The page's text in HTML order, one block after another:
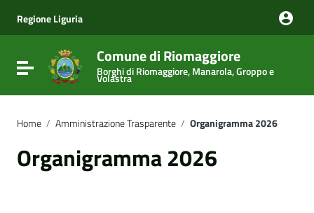
Vai al menu di navigazione
Vai al footer
Regione Liguria
Attiva / disattiva la navigazione
Comune di Riomaggiore
Borghi di Riomaggiore, Manarola, Groppo e
Volastra
Home / Amministrazione Trasparente / Organigramma 2026
Organigramma 2026